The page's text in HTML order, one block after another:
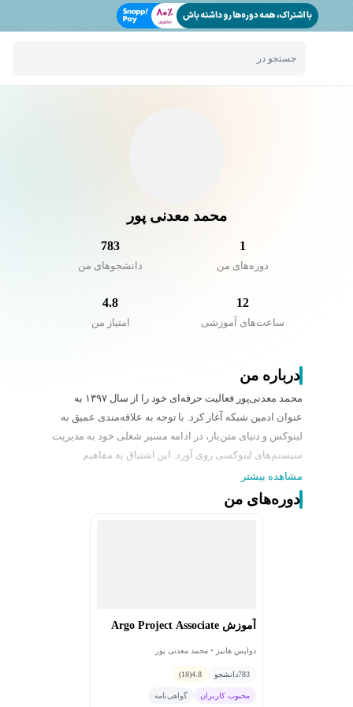
جستجو در
محمد معدنی پور
1
دوره‌های من
783
دانشجو‌های من
12
ساعت‌های آموزشی
4.8
امتیاز من
درباره من
محمد معدنی‌پور فعالیت حرفه‌ای خود را از سال ۱۳۹۷ به
عنوان ادمین شبکه آغاز کرد. با توجه به علاقه‌مندی عمیق به
لینوکس و دنیای متن‌باز، در ادامه مسیر شغلی خود به مدیریت
سیستم‌های لینوکسی روی آورد. این اشتیاق به مفاهیم
اتوماسیون و بهینه‌سازی فرآیندهای توسعه نرم‌افزار او را به
زیرساخت‌های بانکی کشور تجربه‌ای ارزشمند کسب کرد و
مشاهده بیشتر
دوره‌های من
آموزش Argo Project Associate
دواپس هابیز • محمد معدنی پور
783دانشجو 4.8
(18)
محبوب کاربران گواهی‌نامه